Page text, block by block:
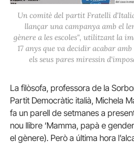
Un comitè del partit Fratelli
llançar una campanya amb el
gènere a les escoles", utilitzant la
17 anys que va decidir acabar
els seus pares miressin
La filòsofa, professora de la
Partit Democràtic italià, Michela
fa un parell de setmanes a
nou llibre ‘Mamma, papà e
el gènere). Però a última hora